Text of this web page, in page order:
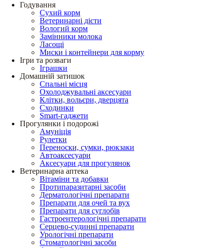
Годування
Сухий корм
Ветеринарні дієти
Вологий корм
Замінники молока
Ласощі
Миски і контейнери для корму
Ігри та розваги
Іграшки
Домашній затишок
Спальні місця
Охолоджувальні аксесуари
Клітки, вольєри, дверцята
Сходинки
Smart-гаджети
Прогулянки і подорожі
Амуніція
Рулетки
Переноски, сумки, рюкзаки
Автоаксесуари
Аксесуари для прогулянок
Ветеринарна аптека
Вітаміни та добавки
Протипаразитарні засоби
Дерматологічні препарати
Препарати для очей та вух
Препарати для суглобів
Гастроентерологічні препарати
Серцево-судинні препарати
Урологічні препарати
Стоматологічні засоби